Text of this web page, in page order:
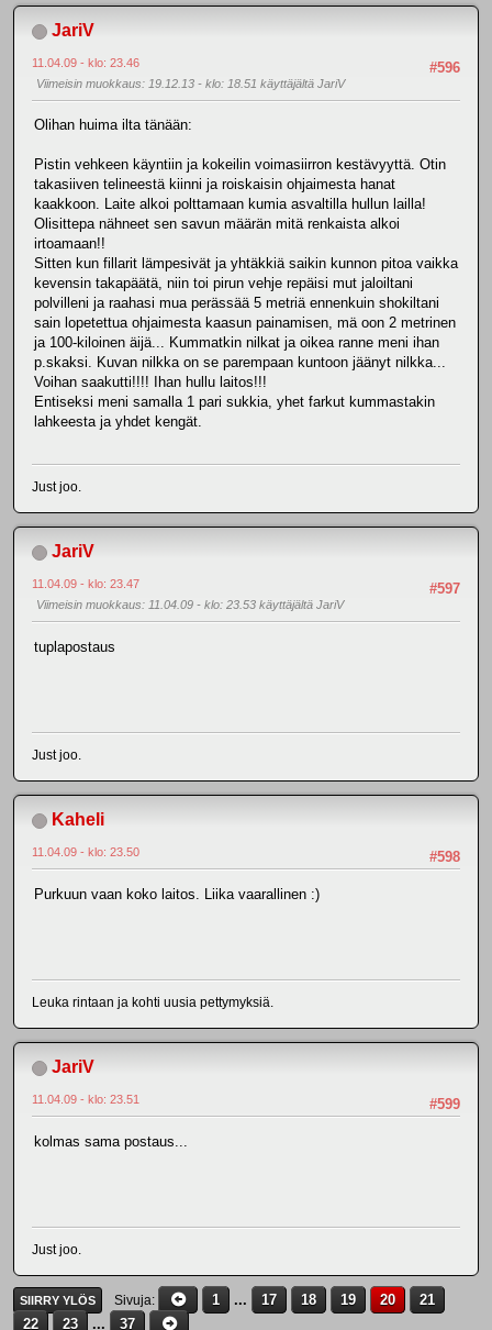
JariV
#596
11.04.09 - klo: 23.46
Viimeisin muokkaus: 19.12.13 - klo: 18.51 käyttäjältä JariV
Olihan huima ilta tänään:
Pistin vehkeen käyntiin ja kokeilin voimasiirron kestävyyttä. Otin
takasiiven telineestä kiinni ja roiskaisin ohjaimesta hanat
kaakkoon. Laite alkoi polttamaan kumia asvaltilla hullun lailla!
Olisittepa nähneet sen savun määrän mitä renkaista alkoi
irtoamaan!!
Sitten kun fillarit lämpesivät ja yhtäkkiä saikin kunnon pitoa vaikka
kevensin takapäätä, niin toi pirun vehje repäisi mut jaloiltani
polvilleni ja raahasi mua perässää 5 metriä ennenkuin shokiltani
sain lopetettua ohjaimesta kaasun painamisen, mä oon 2 metrinen
ja 100-kiloinen äijä... Kummatkin nilkat ja oikea ranne meni ihan
p.skaksi. Kuvan nilkka on se parempaan kuntoon jäänyt nilkka...
Voihan saakutti!!!! Ihan hullu laitos!!!
Entiseksi meni samalla 1 pari sukkia, yhet farkut kummastakin
lahkeesta ja yhdet kengät.
Just joo.
JariV
#597
11.04.09 - klo: 23.47
Viimeisin muokkaus: 11.04.09 - klo: 23.53 käyttäjältä JariV
tuplapostaus
Just joo.
Kaheli
#598
11.04.09 - klo: 23.50
Purkuun vaan koko laitos. Liika vaarallinen :)
Leuka rintaan ja kohti uusia pettymyksiä.
JariV
#599
11.04.09 - klo: 23.51
kolmas sama postaus...
Just joo.
SIIRRY YLÖS Sivuja 1 ... 17 18 19 20
21
22
23 ... 37